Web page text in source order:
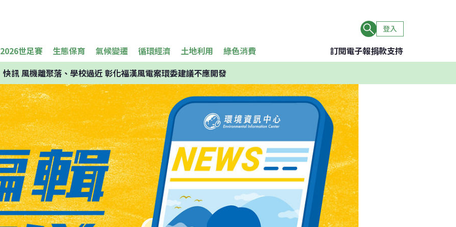
登入
2026世足賽 生態保育 氣候變遷 循環經濟 土地利用 綠色消費 訂閱電子報捐款支持
快訊風機離聚落、學校過近 彰化福漢風電案環委建議不應開發